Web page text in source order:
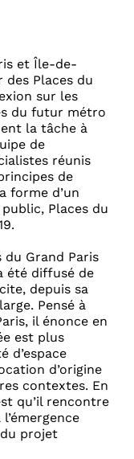
et Île-de-
des Places du
sur les
du futur métro
la tâche à
de
réunis
de
forme d’un
Places du
Grand Paris
été diffusé de
depuis sa
Pensé à
il énonce en
est plus
d’espace
d’origine
contextes. En
qu’il rencontre
projet